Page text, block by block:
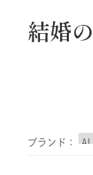
結婚
ブランド：